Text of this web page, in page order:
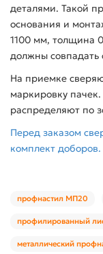
деталями. Такой
основания и
1100 мм, толщина
должны
На приемке
маркировку
распределяют по
Перед заказом
комплект доборов.
профнастил МП20
профилированный
металлический